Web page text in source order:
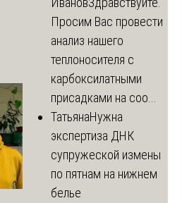
Просим Вас провести
анализ нашего
теплоносителя с
карбоксилатными
присадками на соо...
ТатьянаНужна
экспертиза ДНК
супружеской измены
по пятнам на нижнем
белье